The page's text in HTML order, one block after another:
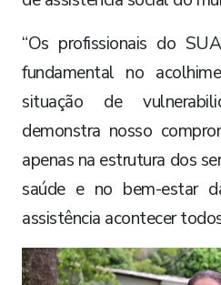
“Os profissionais do
fundamental no
situação de
demonstra nosso
apenas na estrutura dos
saúde e no bem-estar
assistência acontecer